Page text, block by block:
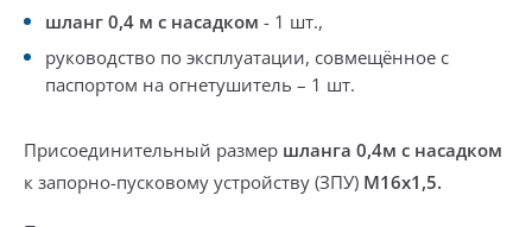
шланг 0,4 м с насадком - 1 шт.,
руководство по эксплуатации, совмещённое с
паспортом на огнетушитель – 1 шт.
Присоединительный размер шланга 0,4м с насадком
к запорно-пусковому устройству (ЗПУ) М16х1,5.